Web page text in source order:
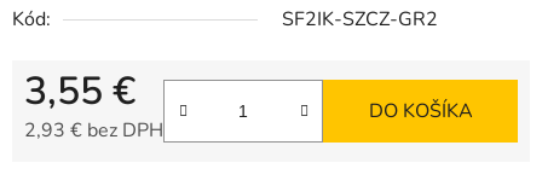
Kód:
SF2IK-SZCZ-GR2
3,55 €
2,93 € bez DPH
DO KOŠÍKA